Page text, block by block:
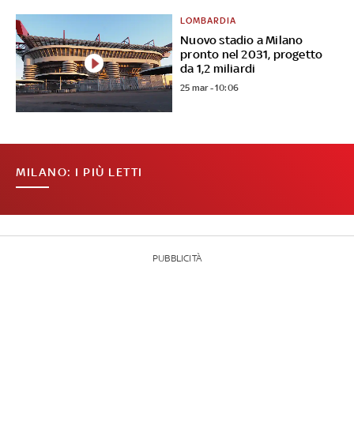
Nuovo stadio a Milano
pronto nel 2031, progetto
da 1,2 miliardi
LOMBARDIA
25 mar - 10:06
MILANO: I PIÙ LETTI
PUBBLICITÀ